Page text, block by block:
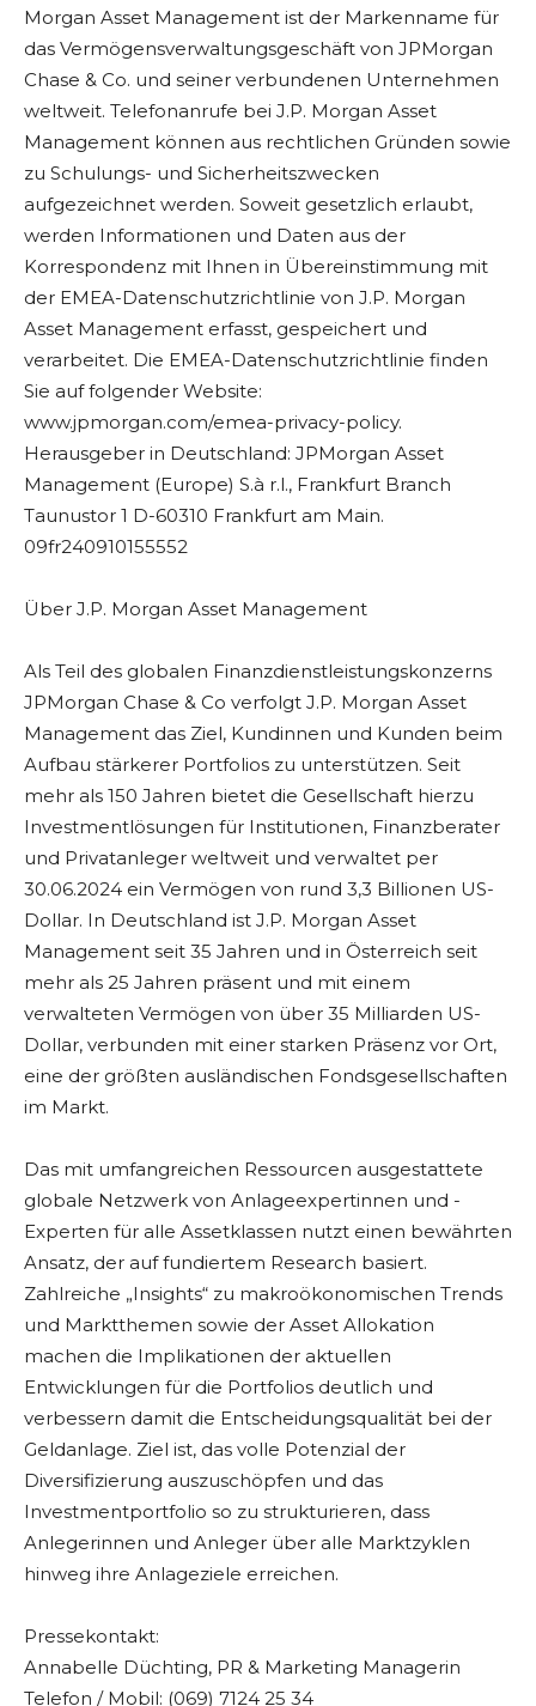
Morgan Asset Management ist der Markenname für
das Vermögensverwaltungsgeschäft von JPMorgan
Chase & Co. und seiner verbundenen Unternehmen
weltweit. Telefonanrufe bei J.P. Morgan Asset
Management können aus rechtlichen Gründen sowie
zu Schulungs- und Sicherheitszwecken
aufgezeichnet werden. Soweit gesetzlich erlaubt,
werden Informationen und Daten aus der
Korrespondenz mit Ihnen in Übereinstimmung mit
der EMEA-Datenschutzrichtlinie von J.P. Morgan
Asset Management erfasst, gespeichert und
verarbeitet. Die EMEA-Datenschutzrichtlinie finden
Sie auf folgender Website:
www.jpmorgan.com/emea-privacy-policy.
Herausgeber in Deutschland: JPMorgan Asset
Management (Europe) S.à r.l., Frankfurt Branch
Taunustor 1 D-60310 Frankfurt am Main.
09fr240910155552
Über J.P. Morgan Asset Management
Als Teil des globalen Finanzdienstleistungskonzerns
JPMorgan Chase & Co verfolgt J.P. Morgan Asset
Management das Ziel, Kundinnen und Kunden beim
Aufbau stärkerer Portfolios zu unterstützen. Seit
mehr als 150 Jahren bietet die Gesellschaft hierzu
Investmentlösungen für Institutionen, Finanzberater
und Privatanleger weltweit und verwaltet per
30.06.2024 ein Vermögen von rund 3,3 Billionen US-
Dollar. In Deutschland ist J.P. Morgan Asset
Management seit 35 Jahren und in Österreich seit
mehr als 25 Jahren präsent und mit einem
verwalteten Vermögen von über 35 Milliarden US-
Dollar, verbunden mit einer starken Präsenz vor Ort,
eine der größten ausländischen Fondsgesellschaften
im Markt.
Das mit umfangreichen Ressourcen ausgestattete
globale Netzwerk von Anlageexpertinnen und -
Experten für alle Assetklassen nutzt einen bewährten
Ansatz, der auf fundiertem Research basiert.
Zahlreiche „Insights“ zu makroökonomischen Trends
und Marktthemen sowie der Asset Allokation
machen die Implikationen der aktuellen
Entwicklungen für die Portfolios deutlich und
verbessern damit die Entscheidungsqualität bei der
Geldanlage. Ziel ist, das volle Potenzial der
Diversifizierung auszuschöpfen und das
Investmentportfolio so zu strukturieren, dass
Anlegerinnen und Anleger über alle Marktzyklen
hinweg ihre Anlageziele erreichen.
Pressekontakt:
Annabelle Düchting, PR & Marketing Managerin
Telefon / Mobil: (069) 7124 25 34